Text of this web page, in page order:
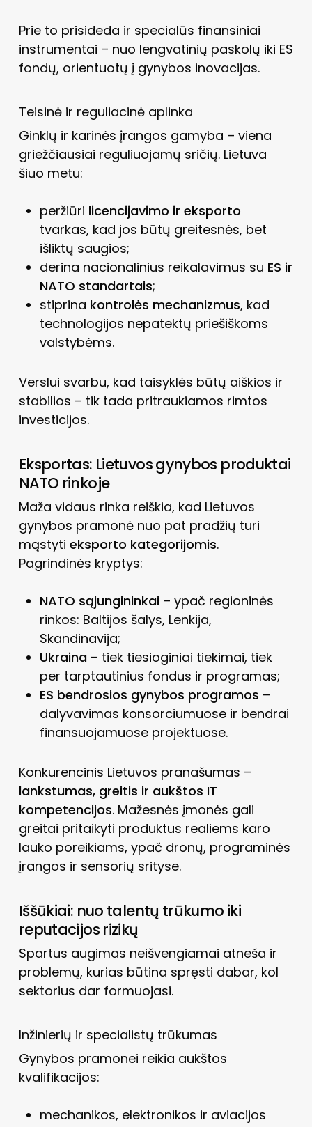
Prie to prisideda ir specialūs finansiniai
instrumentai – nuo lengvatinių paskolų iki ES
fondų, orientuotų į gynybos inovacijas.
Teisinė ir reguliacinė aplinka
Ginklų ir karinės įrangos gamyba – viena
griežčiausiai reguliuojamų sričių. Lietuva
šiuo metu:
peržiūri licencijavimo ir eksporto
tvarkas, kad jos būtų greitesnės, bet
išliktų saugios;
derina nacionalinius reikalavimus su ES ir
NATO standartais;
stiprina kontrolės mechanizmus, kad
technologijos nepatektų priešiškoms
valstybėms.
Verslui svarbu, kad taisyklės būtų aiškios ir
stabilios – tik tada pritraukiamos rimtos
investicijos.
Eksportas: Lietuvos gynybos produktai
NATO rinkoje
Maža vidaus rinka reiškia, kad Lietuvos
gynybos pramonė nuo pat pradžių turi
mąstyti eksporto kategorijomis.
Pagrindinės kryptys:
NATO sąjungininkai– ypač regioninės
rinkos: Baltijos šalys, Lenkija,
Skandinavija;
Ukraina– tiek tiesioginiai tiekimai, tiek
per tarptautinius fondus ir programas;
ES bendrosios gynybos programos –
dalyvavimas konsorciumuose ir bendrai
finansuojamuose projektuose.
Konkurencinis Lietuvos pranašumas –
lankstumas, greitis ir aukštos IT
kompetencijos. Mažesnės įmonės gali
greitai pritaikyti produktus realiems karo
lauko poreikiams, ypač dronų, programinės
įrangos ir sensorių srityse.
Iššūkiai: nuo talentų trūkumo iki
reputacijos rizikų
Spartus augimas neišvengiamai atneša ir
problemų, kurias būtina spręsti dabar, kol
sektorius dar formuojasi.
Inžinierių ir specialistų trūkumas
Gynybos pramonei reikia aukštos
kvalifikacijos:
mechanikos, elektronikos ir aviacijos